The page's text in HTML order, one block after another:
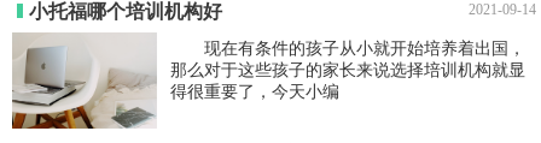
小托福哪个培训机构好 2021-09-14
现在有条件的孩子从小就开始培养着出国，
那么对于这些孩子的家长来说选择培训机构就显
得很重要了，今天小编